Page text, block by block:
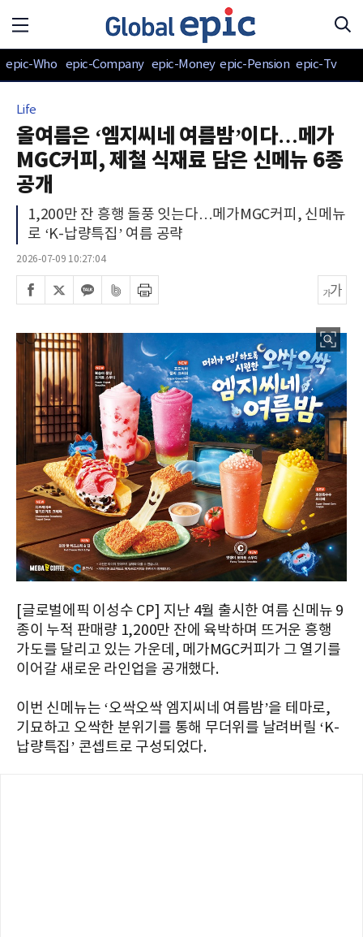
epic-Who epic-Company epic-Money epic-Pension epic-Tv
Life
올여름은 ‘엠지씨네 여름밤’이다…메가
MGC커피, 제철 식재료 담은 신메뉴 6종
공개
1,200만 잔 흥행 돌풍 잇는다…메가MGC커피, 신메뉴
로 ‘K-납량특집’ 여름 공략
2026-07-09 10:27:04
[글로벌에픽 이성수 CP] 지난 4월 출시한 여름 신메뉴 9
종이 누적 판매량 1,200만 잔에 육박하며 뜨거운 흥행
가도를 달리고 있는 가운데, 메가MGC커피가 그 열기를
이어갈 새로운 라인업을 공개했다.
이번 신메뉴는 ‘오싹오싹 엠지씨네 여름밤’을 테마로,
기묘하고 오싹한 분위기를 통해 무더위를 날려버릴 ‘K-
납량특집’ 콘셉트로 구성되었다.